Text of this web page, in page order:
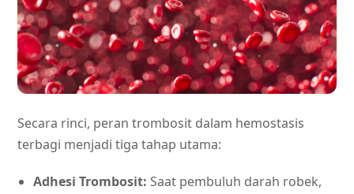
Secara rinci, peran trombosit dalam hemostasis
terbagi menjadi tiga tahap utama:
Adhesi Trombosit: Saat pembuluh darah robek,